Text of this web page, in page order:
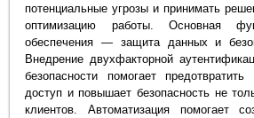
потенциальные угрозы и принимать
оптимизацию работы. Основная
обеспечения — защита данных и
Внедрение двухфакторной
безопасности помогает предотвратить
доступ и повышает безопасность не
клиентов. Автоматизация помогает